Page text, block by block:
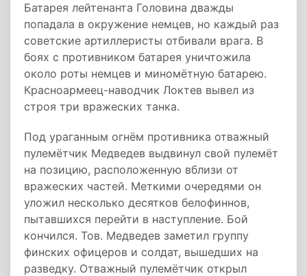
Батарея лейтенанта Головина дважды
попадала в окружение немцев, но каждый раз
советские артиллеристы отбивали врага. В
боях с противником батарея уничтожила
около роты немцев и миномётную батарею.
Красноармеец-наводчик Локтев вывел из
строя три вражеских танка.
Под ураганным огнём противника отважный
пулемётчик Медведев выдвинул свой пулемёт
на позицию, расположенную вблизи от
вражеских частей. Меткими очередями он
уложил несколько десятков белофиннов,
пытавшихся перейти в наступление. Бой
кончился. Тов. Медведев заметил группу
финских офицеров и солдат, вышедших на
разведку. Отважный пулемётчик открыл